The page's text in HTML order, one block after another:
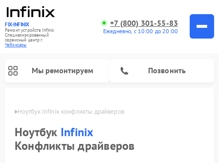
FIX-INFINIX
Ремонт устройств Infinix
Специализированный
cервисный центр г.
Чебоксары
+7 (800) 301-55-83
Ежедневно, с 10:00 до 20:00
Мы ремонтируем Позвонить
Ноутбук Infinix конфликты драйверов
Ноутбук Infinix
Конфликты драйверов